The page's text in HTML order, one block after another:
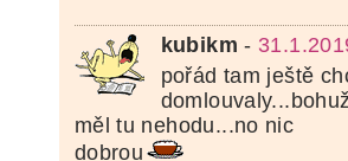
kubikm -
pořád tam ještě
měl tu nehodu...no nic
dobrou